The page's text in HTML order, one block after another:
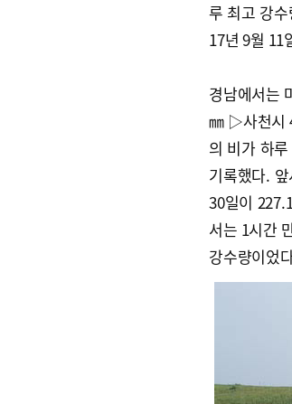
루 최고 강
17년 9월 11
경남에서는
㎜ ▷사천시
의 비가 하
기록했다.
30일이
서는 1시간
강수량이었